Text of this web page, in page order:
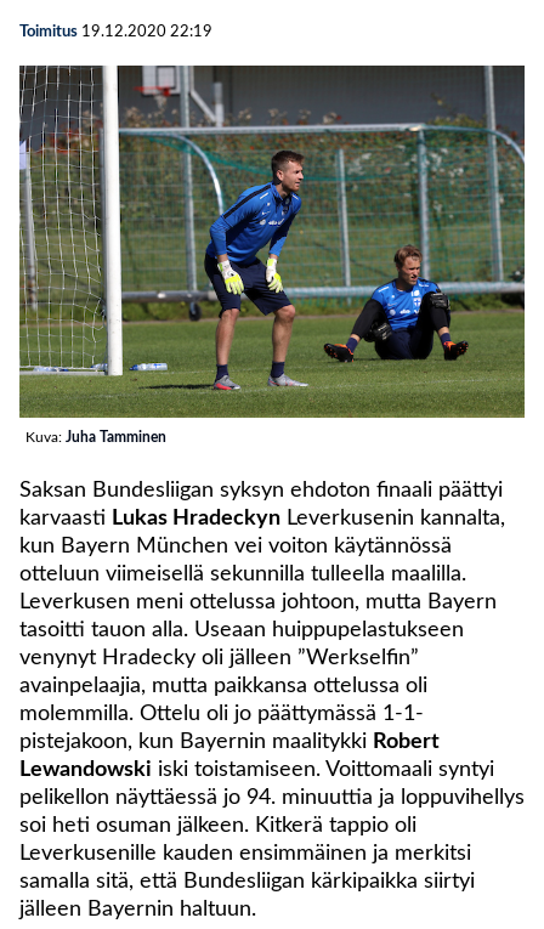
Toimitus 19.12.2020 22:19
Kuva: Juha Tamminen
Saksan Bundesliigan syksyn ehdoton finaali päättyi
karvaasti Lukas Hradeckyn Leverkusenin kannalta,
kun Bayern München vei voiton käytännössä
otteluun viimeisellä sekunnilla tulleella maalilla.
Leverkusen meni ottelussa johtoon, mutta Bayern
tasoitti tauon alla. Useaan huippupelastukseen
venynyt Hradecky oli jälleen ”Werkselfin”
avainpelaajia, mutta paikkansa ottelussa oli
molemmilla. Ottelu oli jo päättymässä 1-1-
pistejakoon, kun Bayernin maalitykki Robert
Lewandowski iski toistamiseen. Voittomaali syntyi
pelikellon näyttäessä jo 94. minuuttia ja loppuvihellys
soi heti osuman jälkeen. Kitkerä tappio oli
Leverkusenille kauden ensimmäinen ja merkitsi
samalla sitä, että Bundesliigan kärkipaikka siirtyi
jälleen Bayernin haltuun.